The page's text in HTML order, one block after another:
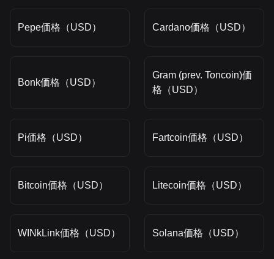
Pepe価格（USD） Cardano価格（USD）
Bonk価格（USD）
Gram (prev. Toncoin)価
格（USD）
Pi価格（USD） Fartcoin価格（USD）
Bitcoin価格（USD） Litecoin価格（USD）
WINkLink価格（USD） Solana価格（USD）